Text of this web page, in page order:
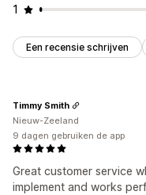
1
Een recensie schrijven
Great customer service
implement and works
Timmy Smith
Nieuw-Zeeland
9 dagen gebruiken de app